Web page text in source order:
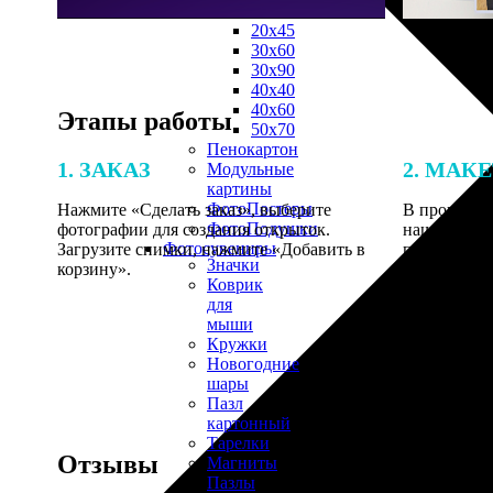
20х45
30х60
30х90
40х40
40х60
50х70
Пенокартон
Модульные
картины
ФотоПостеры
ФотоПодушки
Фотоcувениры
Значки
Коврик
для
мыши
Кружки
Новогодние
шары
Пазл
картонный
Тарелки
Магниты
Пазлы
Этапы работы
1. ЗАКАЗ
Нажмите «Сделать заказ», выберите
фотографии для создания открыток.
Загрузите снимки, нажмите «Добавить в
корзину».
2.
В процессе
наши
по
Отзывы